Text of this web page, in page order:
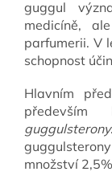
guggul
medicíně,
parfumerii. V
schopnost
Hlavním
guggulsterony
množství